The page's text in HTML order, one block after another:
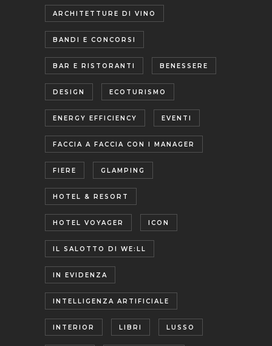
ARCHITETTURE DI VINO
BANDI E CONCORSI
BAR E RISTORANTI BENESSERE
DESIGN ECOTURISMO
ENERGY EFFICIENCY EVENTI
FACCIA A FACCIA CON I MANAGER
FIERE GLAMPING
HOTEL & RESORT
HOTEL VOYAGER ICON
IL SALOTTO DI WE:LL
IN EVIDENZA
INTELLIGENZA ARTIFICIALE
INTERIOR LIBRI LUSSO